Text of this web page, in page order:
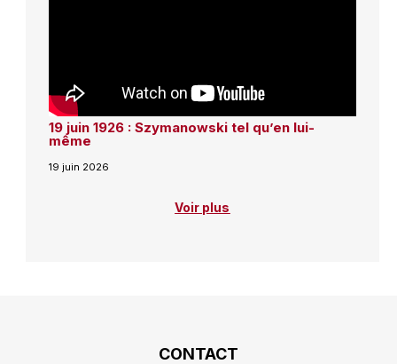
19 juin 1926 : Szymanowski tel qu’en lui-
même
19 juin 2026
Voir plus
CONTACT